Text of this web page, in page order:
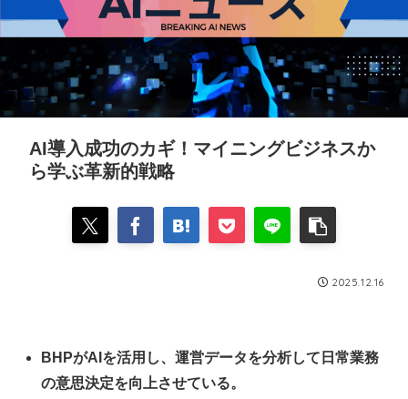
AI導入成功のカギ！マイニングビジネスか
ら学ぶ革新的戦略
2025.12.16
BHPがAIを活用し、運営データを分析して日常業務
の意思決定を向上させている。